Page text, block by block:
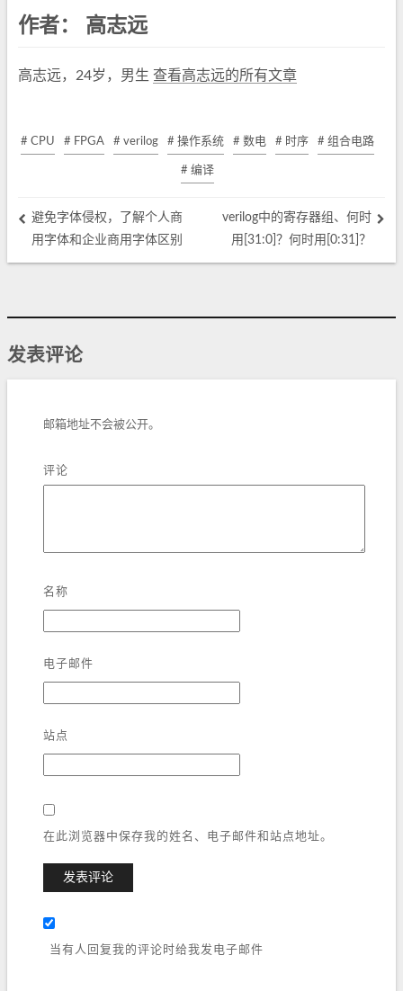
作者： 高志远
高志远，24岁，男生 查看高志远的所有文章
# CPU # FPGA # verilog # 操作系统 # 数电 # 时序 # 组合电路
# 编译
避免字体侵权，了解个人商
用字体和企业商用字体区别
verilog中的寄存器组、何时
用[31:0]？何时用[0:31]？
发表评论
邮箱地址不会被公开。
评论
名称
电子邮件
站点
在此浏览器中保存我的姓名、电子邮件和站点地址。
当有人回复我的评论时给我发电子邮件